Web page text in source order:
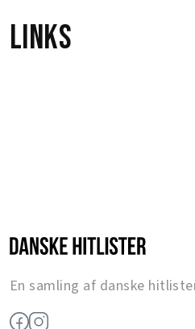
Links
En samling af danske